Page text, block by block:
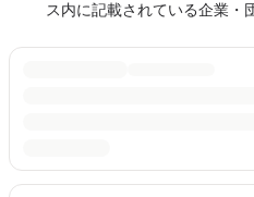
ス内に記載されている企業・